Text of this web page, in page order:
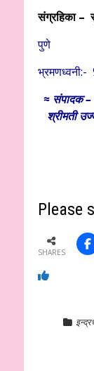
संग्रहिका –
पुणे
≈ संपादक –
श्रीमती
Please
SHARES